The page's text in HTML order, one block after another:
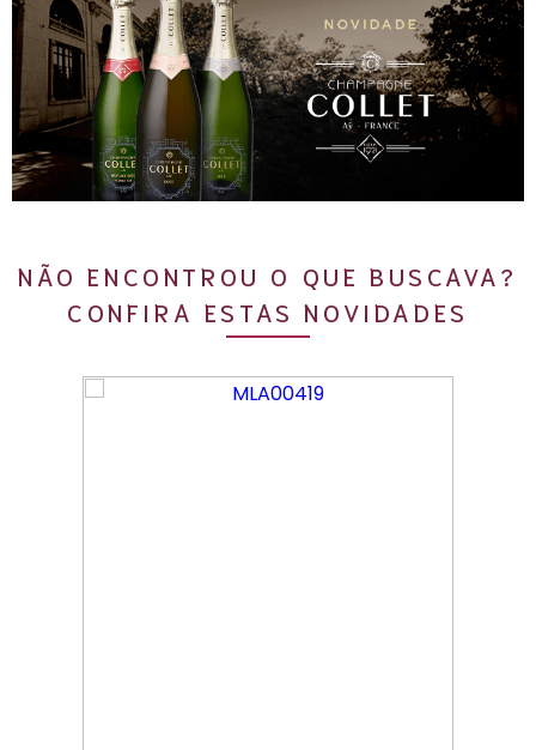
NÃO ENCONTROU O QUE BUSCAVA?
CONFIRA ESTAS NOVIDADES